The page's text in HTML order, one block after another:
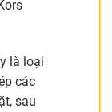
là loại
các
sau